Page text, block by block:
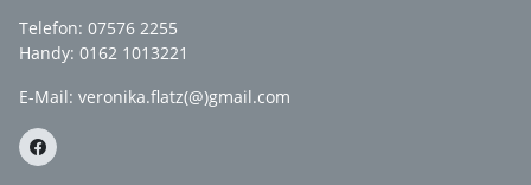
Telefon: 07576 2255
Handy: 0162 1013221
E-Mail: veronika.flatz(@)gmail.com